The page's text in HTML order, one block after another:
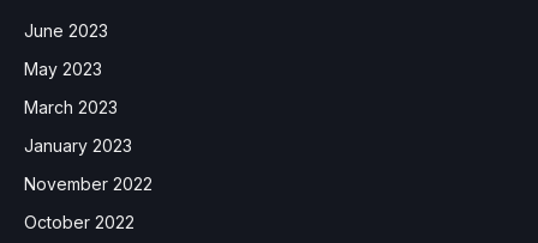
June 2023
May 2023
March 2023
January 2023
November 2022
October 2022